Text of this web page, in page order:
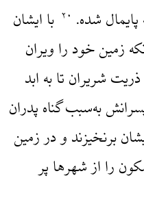
شده. ۲۰ با ایشان
زمین خود را ویران
شریران تا به ابد
به‌سبب گناه پدران
برنخیزند و در زمین
را از شهرها پر